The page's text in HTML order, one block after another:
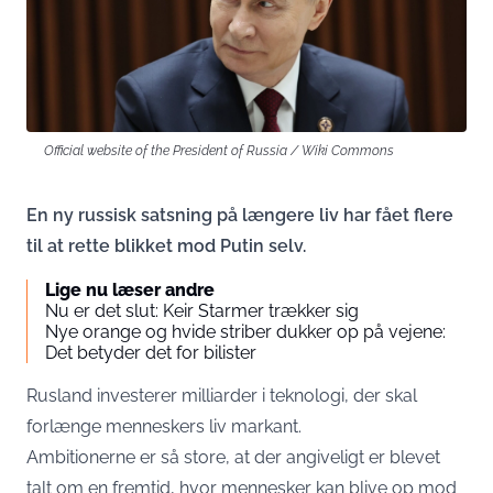
Official website of the President of Russia / Wiki Commons
En ny russisk satsning på længere liv har fået flere
til at rette blikket mod Putin selv.
Lige nu læser andre
Nu er det slut: Keir Starmer trækker sig
Nye orange og hvide striber dukker op på vejene:
Det betyder det for bilister
Rusland investerer milliarder i teknologi, der skal
forlænge menneskers liv markant.
Ambitionerne er så store, at der angiveligt er blevet
talt om en fremtid, hvor mennesker kan blive op mod